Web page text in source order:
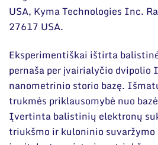
USA, Kyma Technologies Inc.
27617 USA.
Eksperimentiškai ištirta
pernaša per įvairialyčio dvipolio
nanometrinio storio bazę.
trukmės priklausomybė nuo
Įvertinta balistinių elektronų
triukšmo ir kuloninio suvaržymo